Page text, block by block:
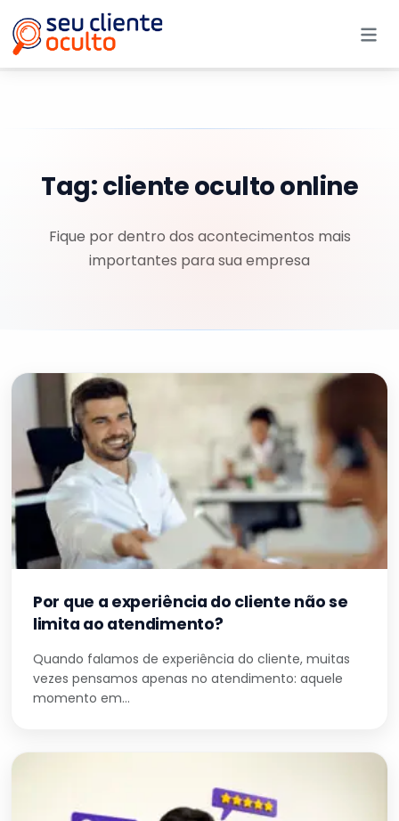
Tag:cliente oculto online
Fique por dentro dos acontecimentos mais
importantes para sua empresa
Por que a experiência do cliente não se
limita ao atendimento?
Quando falamos de experiência do cliente, muitas
vezes pensamos apenas no atendimento: aquele
momento em…